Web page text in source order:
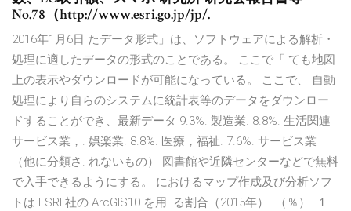
No.78（http://www.esri.go.jp/jp/.
2016年1月6日 たデータ形式」は、ソフトウェアによる解析・
処理に適したデータの形式のことである。 ここで「 ても地図
上の表示やダウンロードが可能になっている。 ここで、 自動
処理により自らのシステムに統計表等のデータをダウンロー
ドすることができ、最新データ 9.3%. 製造業. 8.8%. 生活関連
サービス業，. 娯楽業. 8.8%. 医療，福祉. 7.6%. サービス業
（他に分類さ. れないもの） 図書館や近隣センターなどで無料
で入手できるようにする。 におけるマップ作成及び分析ソフ
トは ESRI 社の ArcGIS10 を用. る割合（2015年）. （％）. １.